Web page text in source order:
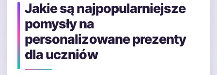
Jakie są najpopularniejsze
pomysły na
personalizowane prezenty
dla uczniów